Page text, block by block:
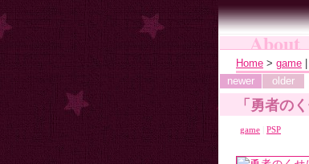
About
Home > game
newer
older
「勇者の
game PSP